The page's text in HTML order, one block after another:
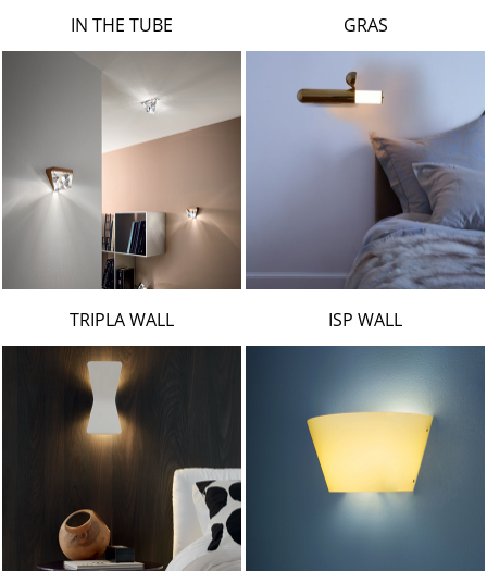
CATELLANI & SMITH
VIABIZZUNO
GRAS
IN THE TUBE
ISP WALL
TRIPLA WALL